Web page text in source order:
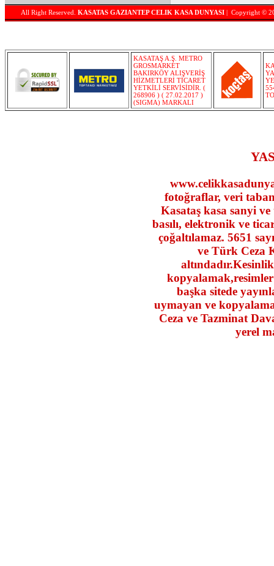
All Right Reserved. KASATAS GAZIANTEP CELIK KASA DUNYASI | Copyright ©
KASATAŞ A.Ş. METRO
GROSMARKET
BAKIRKÖY ALIŞVERİŞ
HİZMETLERİ TİCARET
YETKİLİ SERVİSİDİR. (
268906 ) ( 27.02.2017 )
(SIGMA) MARKALI
fotoğraflar, veri
Kasataş kasa sanyi
basılı, elektronik ve
çoğaltılamaz. 5651
ve Türk Ceza
başka sitede
uymayan ve
Ceza ve Tazminat
yerel